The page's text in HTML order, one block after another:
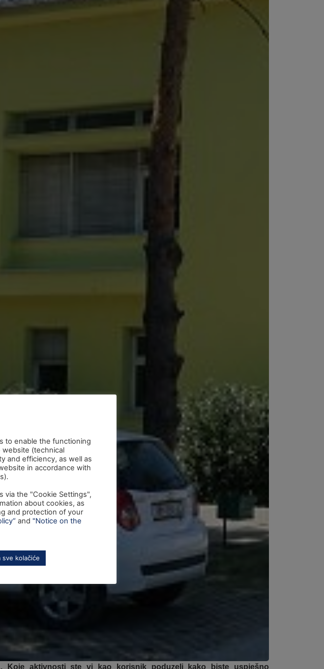
Koje aktivnosti ste vi kao korisnik poduzeli kako biste uspješno
to enable the functioning
website (technical
and efficiency, as well as
in accordance with
via the "Cookie Settings",
about cookies, as
and protection of your
and "Notice on the
sve kolačiće